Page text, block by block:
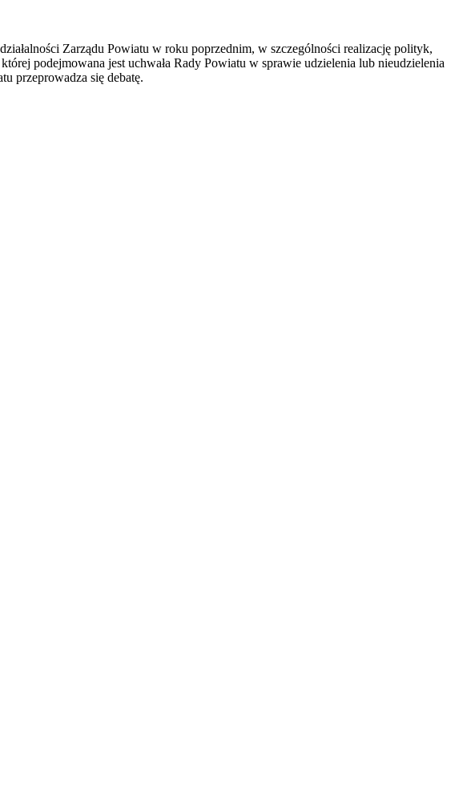
Zarządu Powiatu w roku poprzednim, w szczególności realizację polityk,
podejmowana jest uchwała Rady Powiatu w sprawie udzielenia lub nieudzielenia
przeprowadza się debatę.